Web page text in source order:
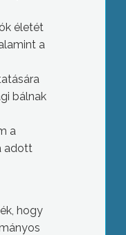
életét
a
bálnak
a
adott
hogy